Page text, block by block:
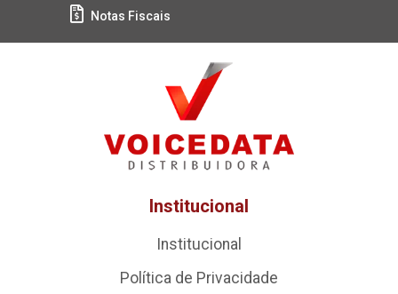
Notas Fiscais
Institucional
Institucional
Política de Privacidade